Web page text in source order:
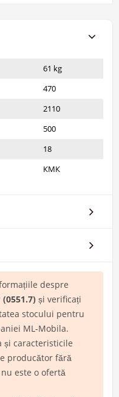
61 kg
470
2110
500
18
КМК
despre
și verificați
stocului pentru
ML-Mobila.
și caracteristicile
producător fără
este o ofertă